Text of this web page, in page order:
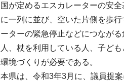
国が定めるエスカレーターの安
に一列に並び、空いた片側を歩
ーターの緊急停止などにつなが
人、杖を利用している人、子ど
環境づくりが必要である。
本県は、令和3年3月に、議員提